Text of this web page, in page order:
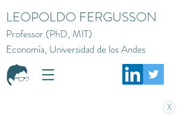
LEOPOLDO FERGUSSON
Professor (PhD, MIT)
Economía, Universidad de los Andes
X